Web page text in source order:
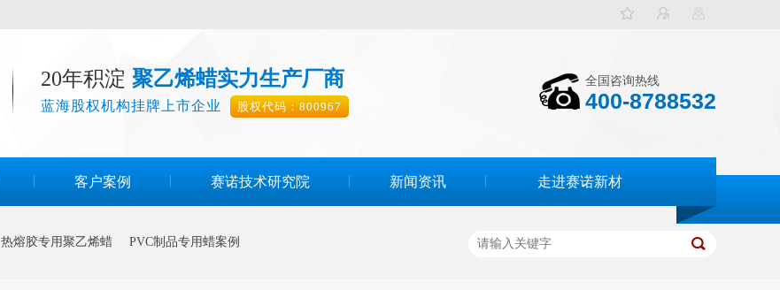
全国咨询热线
400-8788532
20年积淀 聚乙烯蜡实力生产厂商
蓝海股权机构挂牌上市企业 股权代码：800967
客户案例 赛诺技术研究院 新闻资讯 走进赛诺新材
热熔胶专用聚乙烯蜡 PVC制品专用蜡案例